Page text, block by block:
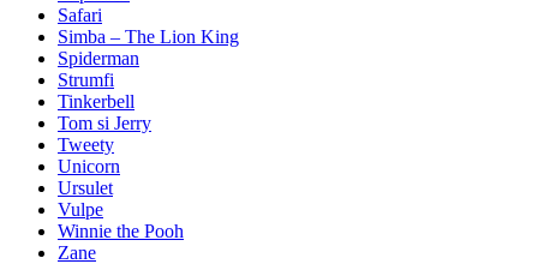
Safari
Simba – The Lion King
Spiderman
Strumfi
Tinkerbell
Tom si Jerry
Tweety
Unicorn
Ursulet
Vulpe
Winnie the Pooh
Zane